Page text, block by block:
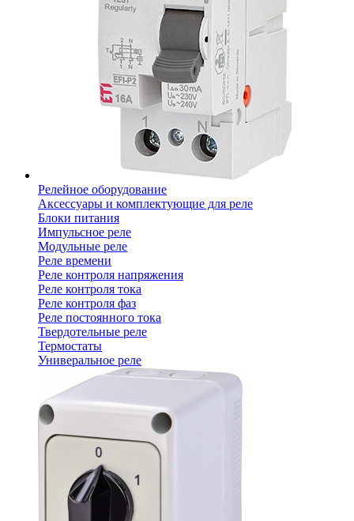
Релейное оборудование
Аксессуары и комплектующие для реле
Блоки питания
Импульсное реле
Модульные реле
Реле времени
Реле контроля напряжения
Реле контроля тока
Реле контроля фаз
Реле постоянного тока
Твердотельные реле
Термостаты
Универальное реле